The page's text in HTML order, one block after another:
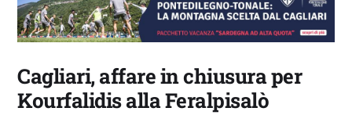
Cagliari, affare in chiusura per
Kourfalidis alla Feralpisalò